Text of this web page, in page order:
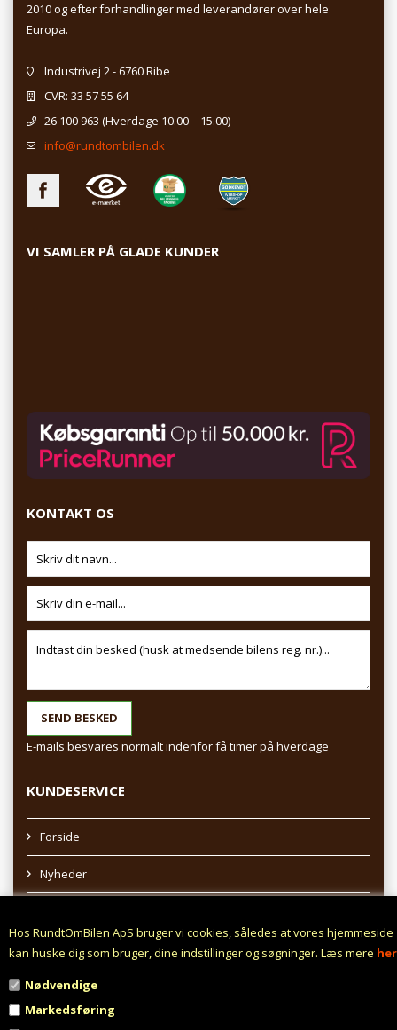
Hos RundtOmBilen ApS bruger vi cookies, således at vores hjemmeside
kan huske dig som bruger, dine indstillinger og søgninger. Læs mere her
Nødvendige
Markedsføring
2010 og efter forhandlinger med leverandører over hele
Europa.
Industrivej 2 - 6760 Ribe
CVR: 33 57 55 64
26 100 963 (Hverdage 10.00 – 15.00)
info@rundtombilen.dk
VI SAMLER PÅ GLADE KUNDER
KONTAKT OS
E-mails besvares normalt indenfor få timer på hverdage
KUNDESERVICE
Forside
Nyheder
Afhentning af varer
Profil